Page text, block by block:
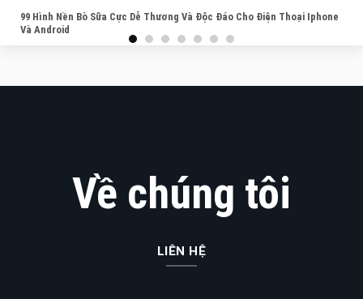
99 Hình Nền Bò Sữa Cực Dễ Thương Và Độc Đáo Cho Điện Thoại Iphone
Và Android
Về chúng tôi
LIÊN HỆ